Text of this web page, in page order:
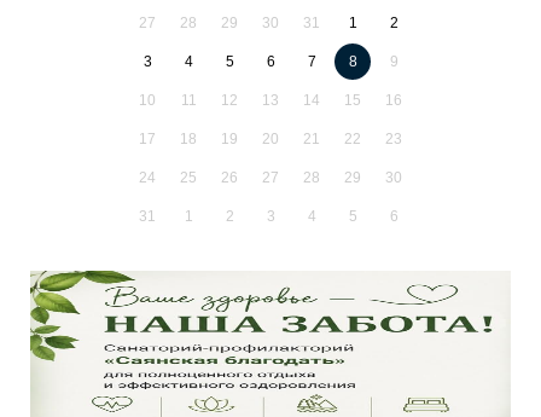
27 28 29 30 31 1 2
3 4 5 6 7 8 9
10 11 12 13 14 15 16
17 18 19 20 21 22 23
24 25 26 27 28 29 30
31 1 2 3 4 5 6